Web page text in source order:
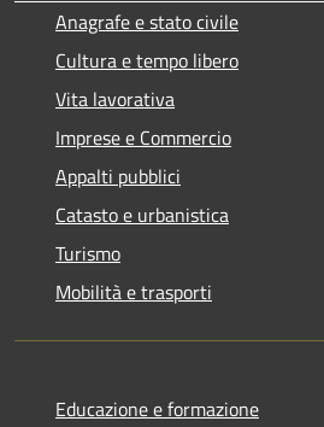
Anagrafe e stato civile
Cultura e tempo libero
Vita lavorativa
Imprese e Commercio
Appalti pubblici
Catasto e urbanistica
Turismo
Mobilità e trasporti
Educazione e formazione